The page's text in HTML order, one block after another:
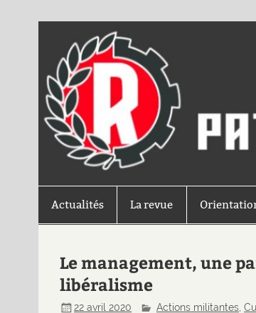
Actualités La revue
Le management, une
libéralisme
22 avril 2020 Actions militantes,